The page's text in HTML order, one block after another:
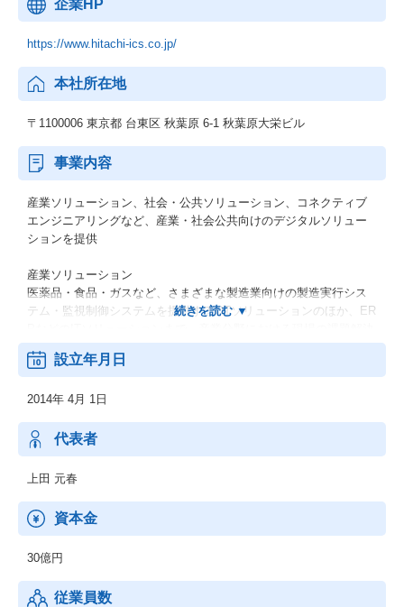
企業HP
https://www.hitachi-ics.co.jp/
本社所在地
〒1100006 東京都 台東区 秋葉原 6-1 秋葉原大栄ビル
事業内容
産業ソリューション、社会・公共ソリューション、コネクティブ
エンジニアリングなど、産業・社会公共向けのデジタルソリュー
ションを提供
産業ソリューション
医薬品・食品・ガスなど、さまざまな製造業向けの製造実行シス
テム・監視制御システムを提供するOTソリューションのほか、ER
に向けたデジタルソリューションを提供しています。
上下水道・道路・鉄道・電力などの社会インフラ分野で、現場の
データに基づくリアルタイム制御や、監視制御、トラブルなどの
予兆診断などを通じ、止められないクリティカルなシステムを安
定稼働させ、インフラの安全・安心に貢献しています。
自動車業界における、自動運転や電動化などのCASE*に代表され
る高度な技術と手法を活かし、コンサルティングからエンジニア
* CASE：Connected（つながる）、Autonomous（自動運転）、S
hared & Service（シェアリング/サービス）、Electric（電動化）の
頭文字を組み合わせた造語です。
設立年月日
2014年 4月 1日
代表者
上田 元春
資本金
30億円
従業員数